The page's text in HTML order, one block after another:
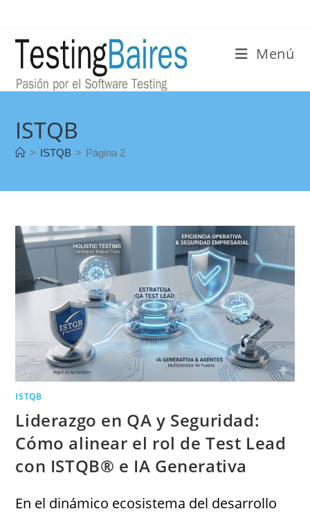
Menú
ISTQB
> ISTQB > Página 2
ISTQB
Liderazgo en QA y Seguridad:
Cómo alinear el rol de Test Lead
con ISTQB® e IA Generativa
En el dinámico ecosistema del desarrollo